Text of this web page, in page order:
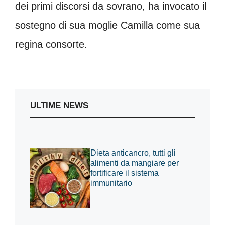
dei primi discorsi da sovrano, ha invocato il
sostegno di sua moglie Camilla come sua
regina consorte.
ULTIME NEWS
Dieta anticancro, tutti gli
alimenti da mangiare per
fortificare il sistema
immunitario